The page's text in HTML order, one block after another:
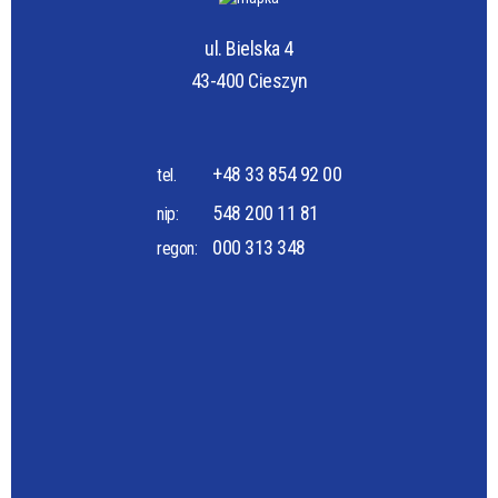
ul. Bielska 4
43-400 Cieszyn
tel. +48 33 854 92 00
nip: 548 200 11 81
regon: 000 313 348